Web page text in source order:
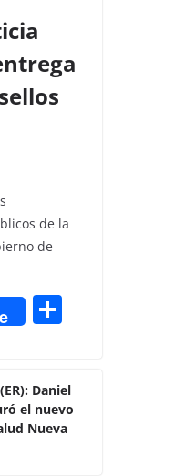
de la
de
p
ar
Daniel
el nuevo
Nueva